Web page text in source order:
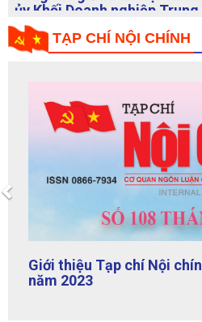
TẠP CHÍ NỘI CHÍNH
Giới thiệu Tạp chí Nội
Previous